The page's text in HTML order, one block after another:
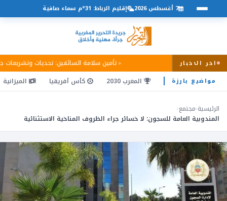
اخر الاخبار تأمين سلامة السائقين: تحديات وتشريعات
7 أغسطس 2026 إقليم الرباط: 31°م سماء صافية
مواضيع بارزة المغرب 2030 كأس أفريقيا الميزانية
الرئيسية›مجتمع›
المندوبية العامة للسجون: لا خسائر جراء الظروف المناخية الاستثنائية